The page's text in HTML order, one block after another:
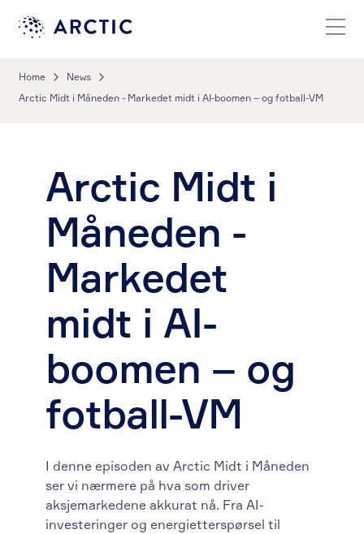
Home
News
Arctic Midt i Måneden - Markedet midt i AI-boomen – og fotball-VM
Arctic Midt i
Måneden -
Markedet
midt i AI-
boomen – og
fotball-VM
I denne episoden av Arctic Midt i Måneden
ser vi nærmere på hva som driver
aksjemarkedene akkurat nå. Fra AI-
investeringer og energietterspørsel til